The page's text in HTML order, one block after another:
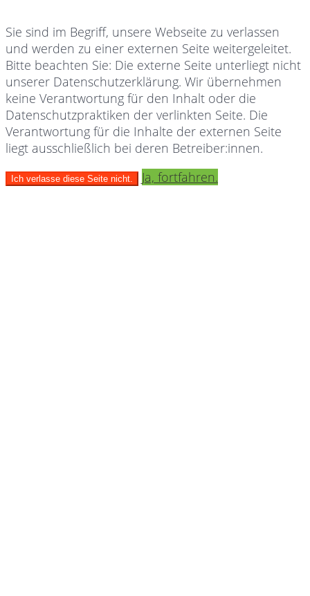
Sie sind im Begriff, unsere Webseite zu verlassen
und werden zu einer externen Seite weitergeleitet.
Bitte beachten Sie: Die externe Seite unterliegt nicht
unserer Datenschutzerklärung. Wir übernehmen
keine Verantwortung für den Inhalt oder die
Datenschutzpraktiken der verlinkten Seite. Die
Verantwortung für die Inhalte der externen Seite
liegt ausschließlich bei deren Betreiber:innen.
Ich verlasse diese Seite nicht. Ja, fortfahren.